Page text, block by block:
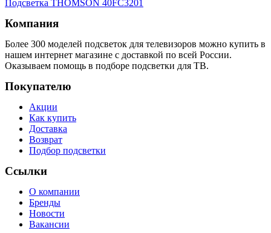
Подсветка THOMSON 40FC3201
Компания
Более 300 моделей подсветок для телевизоров можно купить в
нашем интернет магазине с доставкой по всей России.
Оказываем помощь в подборе подсветки для ТВ.
Покупателю
Акции
Как купить
Доставка
Возврат
Подбор подсветки
Ссылки
О компании
Бренды
Новости
Вакансии